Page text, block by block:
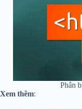
Phân
Xem thêm: